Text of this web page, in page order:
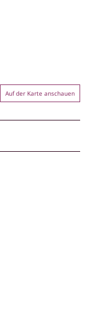
Auf der Karte anschauen